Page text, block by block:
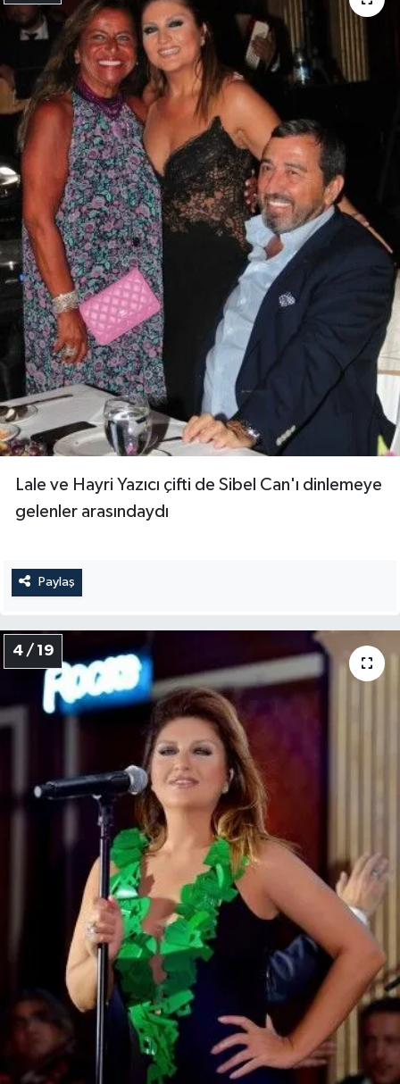
Lale ve Hayri Yazıcı çifti de Sibel Can'ı dinlemeye
gelenler arasındaydı
Paylaş
4 / 19